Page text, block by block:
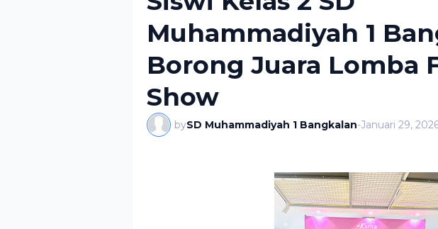
Muhammadiyah 1
Borong Juara Lomba
Show
bySD Muhammadiyah 1 Bangkalan-Januari 29,